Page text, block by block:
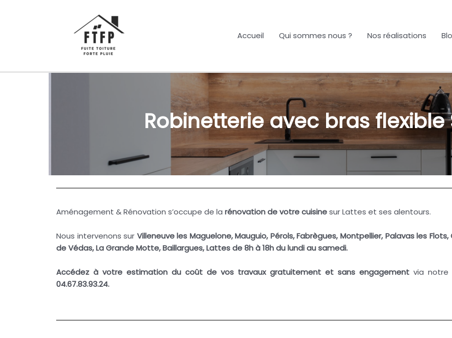
Accueil Qui sommes nous ? Nos réalisations
Robinetterie avec bras flexible
Aménagement & Rénovation s’occupe de la rénovation de votre cuisinesur Lattes et ses alentours.
Nous intervenons sur Villeneuve les Maguelone, Mauguio, Pérols, Fabrègues, Montpellier,Palavasles Flots,
de Védas, La Grande Motte, Baillargues, Lattes de 8h à 18h du lundi au samedi.
Accédez à votre estimation du coût de vos travaux gratuitement et sans engagement via notre
04.67.83.93.24.